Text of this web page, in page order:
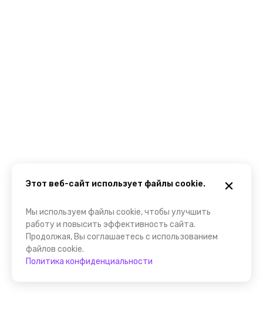
Этот веб-сайт использует файлы cookie.
Мы используем файлы cookie, чтобы улучшить
работу и повысить эффективность сайта.
Продолжая, Вы соглашаетесь с использованием
файлов cookie.
Политика конфиденциальности